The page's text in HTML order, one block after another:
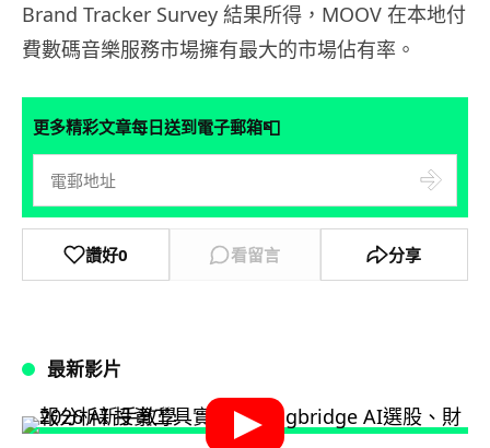
Brand Tracker Survey 結果所得，MOOV 在本地付
費數碼音樂服務市場擁有最大的市場佔有率。
更多精彩文章每日送到電子郵箱📮
讚好0 看留言 分享
最新影片